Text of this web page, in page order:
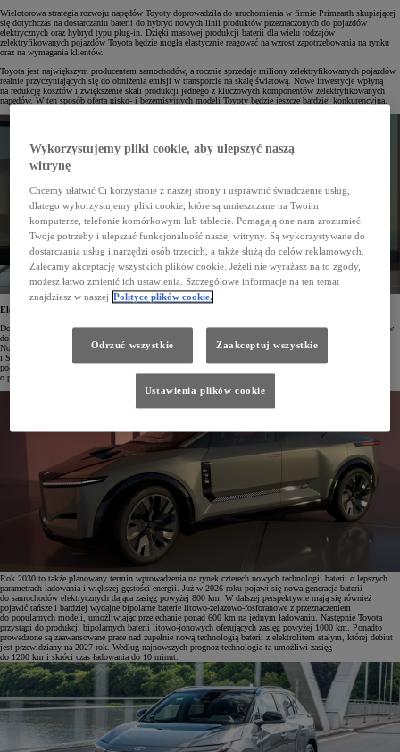
Wielotorowa strategia rozwoju napędów Toyoty doprowadziła do uruchomienia w firmie Primearth skupiającej
się dotychczas na dostarczaniu baterii do hybryd nowych linii produktów przeznaczonych do pojazdów
elektrycznych oraz hybryd typu plug-in. Dzięki masowej produkcji baterii dla wielu rodzajów
zelektryfikowanych pojazdów Toyota będzie mogła elastycznie reagować na wzrost zapotrzebowania na rynku
oraz na wymagania klientów.
Toyota jest największym producentem samochodów, a rocznie sprzedaje miliony zelektryfikowanych pojazdów
realnie przyczyniających się do obniżenia emisji w transporcie na skalę światową. Nowe inwestycje wpłyną
na redukcję kosztów i zwiększenie skali produkcji jednego z kluczowych komponentów zelektryfikowanych
napędów. W ten sposób oferta nisko- i bezemisyjnych modeli Toyoty będzie jeszcze bardziej konkurencyjna.
Elektryfikacja napędów wśród kluczowych inwestycji
Do 2030 roku Toyota planuje zainwestować w rozwój i produkcję zelektryfikowanych pojazdów 70 miliardów
dolarów (równowartość 8 bilionów jenów), z czego połowa dotyczy baterii oraz samochodów elektrycznych.
Nowa strategia niesie z sobą liczne korzyści, w tym poszerzenie możliwości produkcyjnych baterii w Japonii
i Stanach Zjednoczonych oraz przyspieszenie prac nad nowymi technologiami akumulatorów. W drugiej
połowie dekady Toyota planuje zmniejszenie kosztów produkcji baterii do samochodów elektrycznych
o połowę, a do 2030 roku wzrost produkcji tych baterii do 200 gigawatogodzin.
Rok 2030 to także planowany termin wprowadzenia na rynek czterech nowych technologii baterii o lepszych
parametrach ładowania i większej gęstości energii. Już w 2026 roku pojawi się nowa generacja baterii
do samochodów elektrycznych dająca zasięg powyżej 800 km. W dalszej perspektywie mają się również
pojawić tańsze i bardziej wydajne bipolarne baterie litowo-żelazowo-fosforanowe z przeznaczeniem
do popularnych modeli, umożliwiając przejechanie ponad 600 km na jednym ładowaniu. Następnie Toyota
przystąpi do produkcji bipolarnych baterii litowo-jonowych oferujących zasięg powyżej 1000 km. Ponadto
prowadzone są zaawansowane prace nad zupełnie nową technologią baterii z elektrolitem stałym, której debiut
jest przewidziany na 2027 rok. Według najnowszych prognoz technologia ta umożliwi zasięg
do 1200 km i skróci czas ładowania do 10 minut.
Wykorzystujemy pliki cookie, aby ulepszyć naszą
witrynę
Chcemy ułatwić Ci korzystanie z naszej strony i usprawnić świadczenie usług,
dlatego wykorzystujemy pliki cookie, które są umieszczane na Twoim
komputerze, telefonie komórkowym lub tablecie. Pomagają one nam zrozumieć
Twoje potrzeby i ulepszać funkcjonalność naszej witryny. Są wykorzystywane do
dostarczania usług i narzędzi osób trzecich, a także służą do celów reklamowych.
Zalecamy akceptację wszystkich plików cookie. Jeżeli nie wyrażasz na to zgody,
możesz łatwo zmienić ich ustawienia. Szczegółowe informacje na ten temat
znajdziesz w naszej Polityce plików cookie.
Odrzuć wszystkie Zaakceptuj wszystkie
Ustawienia plików cookie